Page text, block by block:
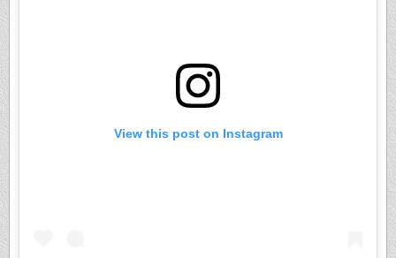
View this post on Instagram